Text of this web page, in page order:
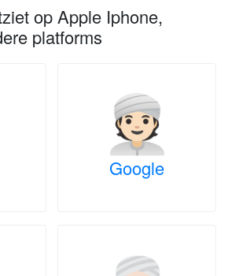
op Apple Iphone,
platforms
Google